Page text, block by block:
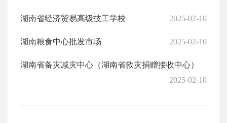
湖南省经济贸易高级技工学校 2025-02-10
湖南粮食中心批发市场 2025-02-10
湖南省备灾减灾中心（湖南省救灾捐赠接收中心）
2025-02-10